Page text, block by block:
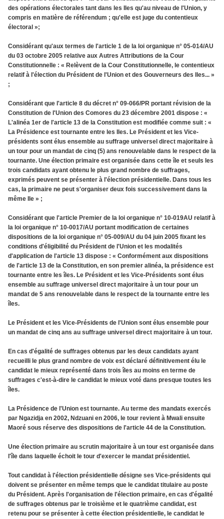
des opérations électorales tant dans les Iles qu'au niveau de l'Union, y
compris en matière de référendum ; qu'elle est juge du contentieux
électoral »;
Considérant qu'aux termes de l'article 1 de la loi organique n° 05-014/AU
du 03 octobre 2005 relative aux Autres Attributions de la Cour
Constitutionnelle : « Relèvent de la Cour Constitutionnelle, le contentieux
relatif à l'élection du Président de l'Union et des Gouverneurs des Iles... »
;
Considérant que l'article 8 du décret n° 09-066/PR portant révision de la
Constitution de l'Union des Comores du 23 décembre 2001 dispose : «
L'alinéa 1er de l'article 13 de la Constitution est modifiée comme suit : «
La Présidence est tournante entre les Iles. Le Président et les Vice-
présidents sont élus ensemble au suffrage universel direct majoritaire à
un tour pour un mandat de cinq (5) ans renouvelable dans le respect de la
tournante. Une élection primaire est organisée dans cette île et seuls les
trois candidats ayant obtenu le plus grand nombre de suffrages,
exprimés peuvent se présenter à l'élection présidentielle. Dans tous les
cas, la primaire ne peut s'organiser deux fois successivement dans la
même Ile » ;
Considérant que l'article Premier de la loi organique n° 10-019AU relatif à
la loi organique n° 10-0017/AU portant modification de certaines
dispositions de la loi organique n° 05-009/AU du 04 juin 2005 fixant les
conditions d'éligibilité du Président de l'Union et les modalités
d'application de l'article 13 dispose : « Conformément aux dispositions
de l'article 13 de la Constitution, en son premier alinéa, la présidence est
tournante entre les îles. Le Président et les Vice-Présidents sont élus
ensemble au suffrage universel direct majoritaire à un tour pour un
mandat de 5 ans renouvelable dans le respect de la tournante entre les
îles.
Le Président et les Vice-Présidents de l'Union sont élus ensemble pour
un mandat de cinq ans au suffrage universel direct majoritaire à un tour.
En cas d'égalité de suffrages obtenus par les deux candidats ayant
recueilli le plus grand nombre de voix est déclaré définitivement élu le
candidat le mieux représenté dans trois îles au moins en terme de
suffrages c'est-à-dire le candidat le mieux voté dans presque toutes les
îles.
La Présidence de l'Union est tournante. Au terme des mandats exercés
par Ngazidja en 2002, Ndzuani en 2006, le tour revient à Mwali ensuite
Maoré sous réserve des dispositions de l'article 44 de la Constitution.
Une élection primaire au scrutin majoritaire à un tour est organisée dans
l'île dans laquelle échoit le tour d'exercer le mandat présidentiel.
Tout candidat à l'élection présidentielle désigne ses Vice-présidents qui
doivent se présenter en même temps que le candidat titulaire au poste
du Président. Après l'organisation de l'élection primaire, en cas d'égalité
de suffrages obtenus par le troisième et le quatrième candidat, est
retenu pour se présenter à cette élection présidentielle, le candidat le